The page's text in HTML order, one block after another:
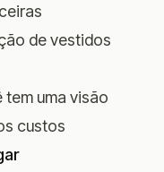
de vestidos
tem uma visão
custos